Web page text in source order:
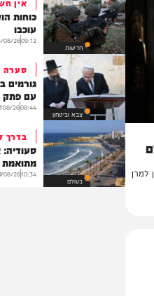
משטרה
בלי רישיון
19:54
06/08/26
חדשות
כוחות
עוכבו
09:12
06/08/26
צבא וביטחון
סערה
גורמים
עם פתק
08:44
07/08/26